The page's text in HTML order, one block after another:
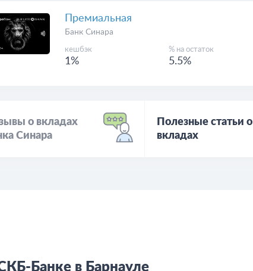
Премиальная
Банк Синара
кешбэк
1%
% на остаток
5.5%
о вкладах
Синара
Полезные статьи о
вкладах
Банке в Барнауле